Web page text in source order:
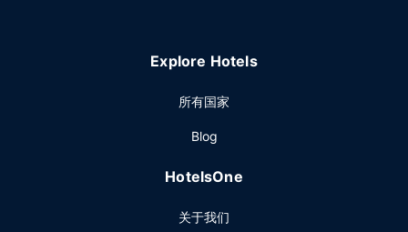
Explore Hotels
所有国家
Blog
HotelsOne
关于我们